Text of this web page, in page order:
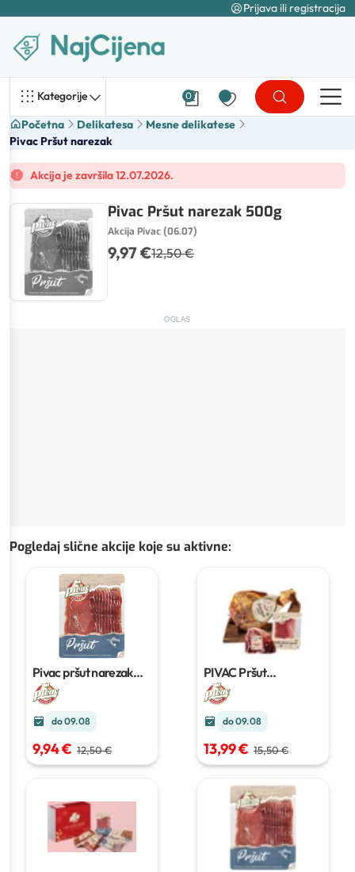
Prijava ili registracija
Kategorije 0
Početna Delikatesa
Mesne delikatese
Pivac Pršut narezak
Akcija je završila 12.07.2026.
Pivac Pršut narezak 500g
Akcija Pivac (06.07)
9,97 €12,50 €
OGLAS
Pogledaj slične akcije koje su aktivne:
Pivac pršut narezak
500g
do 09.08
9,94 € 12,50 €
PIVAC Pršut
dalmatinski
do 09.08
13,99 € 15,50 €